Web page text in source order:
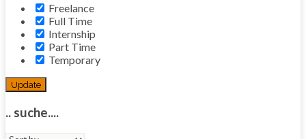
Freelance
Full Time
Internship
Part Time
Temporary
Update
.. suche....